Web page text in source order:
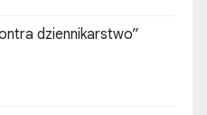
dziennikarstwo”